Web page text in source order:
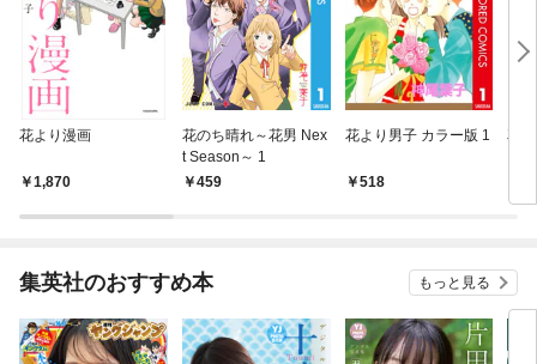
花より漫画
1,870
花のち晴れ～花男 Nex
t Season～ 1
459
花より男子 カラー版 1
518
花
集英社のおすすめ本 もっと見る